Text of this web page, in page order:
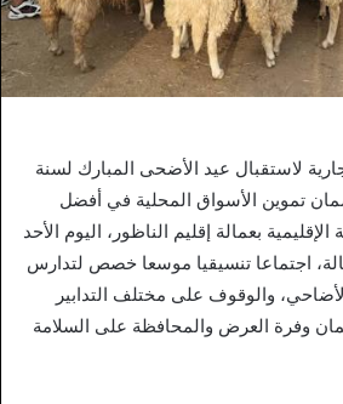
لاستقبال عيد الأضحى المبارك لسنة
ضمان تموين الأسواق المحلية في أفضل
بعمالة إقليم الناظور، اليوم الأحد
بمقر العمالة، اجتماعا تنسيقيا موسعا خصص لتدارس
والوقوف على مختلف التدابير
وفرة العرض والمحافظة على السلامة